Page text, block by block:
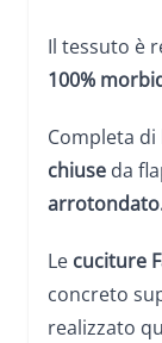
Il tessuto è
100%
Completa di
chiuse da
Le cuciture
concreto
realizzato